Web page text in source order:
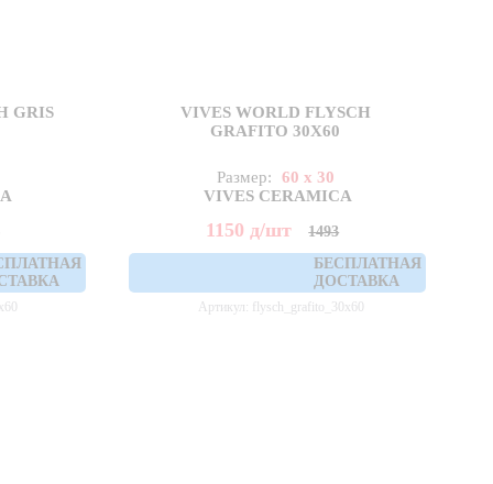
GRIS
VIVES WORLD FLYSCH
GRAFITO 30X60
Размер:
60 x 30
VIVES CERAMICA
1150 д/шт
1493
БЕСПЛАТНАЯ
ДОСТАВКА
Артикул: flysch_grafito_30x60